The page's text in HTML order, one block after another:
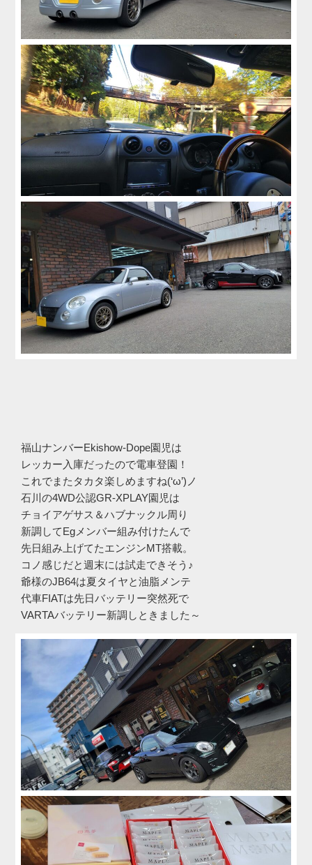
福山ナンバーEkishow-Dope園児は
レッカー入庫だったので電車登園！
これでまたタカタ楽しめますね(‘ω’)ノ
石川の4WD公認GR-XPLAY園児は
チョイアゲサス＆ハブナックル周り
新調してEgメンバー組み付けたんで
先日組み上げてたエンジンMT搭載。
コノ感じだと週末には試走できそう♪
爺様のJB64は夏タイヤと油脂メンテ
代車FIATは先日バッテリー突然死で
VARTAバッテリー新調しときました～